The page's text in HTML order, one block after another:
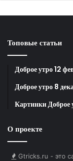
BB-код для
HTML-код для
Топовые статьи
Доброе утро 12
Доброе утро 8
Картинки Доброе
О проекте
Gtricks.ru - это